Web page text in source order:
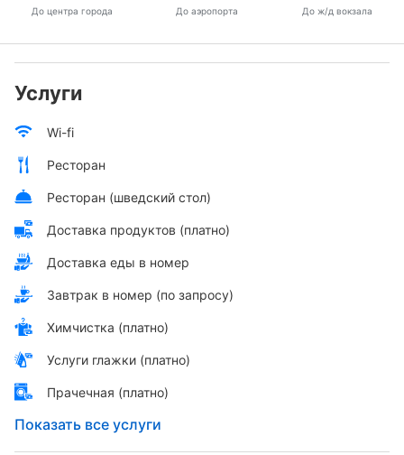
До центра города До аэропорта До ж/д вокзала
Услуги
Wi-fi
Ресторан
Ресторан (шведский стол)
Доставка продуктов (платно)
Доставка еды в номер
Завтрак в номер (по запросу)
Химчистка (платно)
Услуги глажки (платно)
Прачечная (платно)
Показать все услуги